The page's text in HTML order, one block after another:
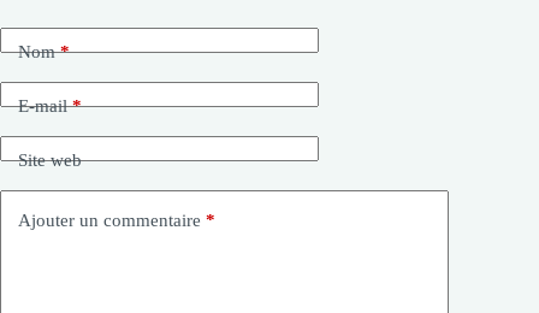
Nom*
E-mail*
Site web
Ajouter un commentaire *